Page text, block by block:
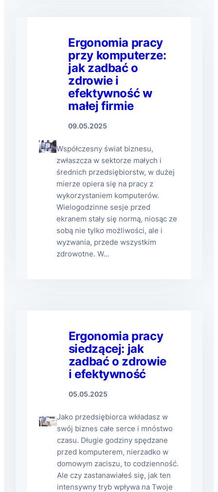
Ergonomia pracy
przy komputerze:
jak zadbać o
zdrowie i
efektywność w
małej firmie
09.05.2025
Współczesny świat biznesu,
zwłaszcza w sektorze małych i
średnich przedsiębiorstw, w dużej
mierze opiera się na pracy z
wykorzystaniem komputerów.
Wielogodzinne sesje przed
ekranem stały się normą, niosąc ze
sobą nie tylko możliwości, ale i
wyzwania, przede wszystkim
zdrowotne. W…
Ergonomia pracy
siedzącej: jak
zadbać o zdrowie
i efektywność
05.05.2025
Jako przedsiębiorca wkładasz w
swój biznes całe serce i mnóstwo
czasu. Długie godziny spędzane
przed komputerem, nierzadko w
domowym zaciszu, to codzienność.
Ale czy zastanawiałeś się, jak ten
intensywny tryb wpływa na Twoje